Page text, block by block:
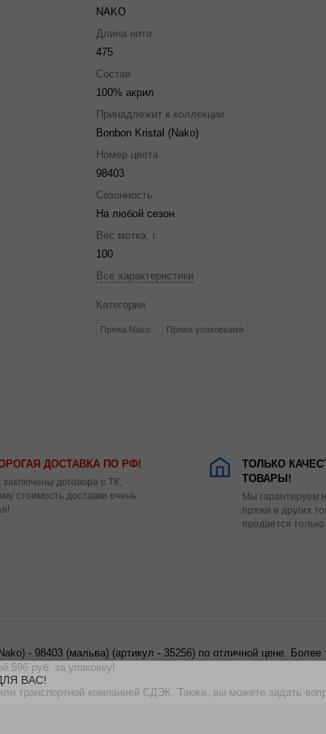
NAKO
Длина нити
475
Состав
100% акрил
Принадлежит к коллекции
Bonbon Kristal (Nako)
Номер цвета
98403
Сезонность
На любой сезон
Вес мотка, г
100
Все характеристики
Категории
Пряжа Nako Пряжа упаковками
ДОСТАВКА ПО РФ!
заключены договора с ТК,
стоимость доставки очень
ТОЛЬКО
ТОВАРЫ!
Мы гарантируем
пряжи и других
продаётся только
- 98403 (мальва) (артикул - 35256) по отличной цене.
596 руб. за упаковку!
транспортной компанией СДЭК. Также, вы можете задать
ВАС!